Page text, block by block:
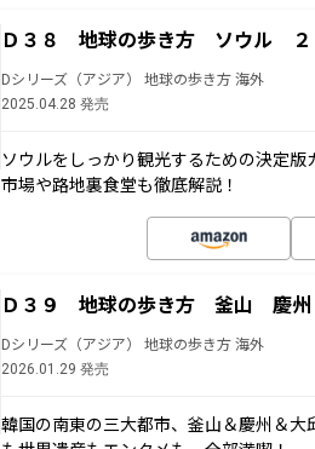
Ｄ３８ 地球の歩き方 ソウル ２
Dシリーズ（アジア） 地球の歩き方 海外
2025.04.28 発売
ソウルをしっかり観光するための決定版
市場や路地裏食堂も徹底解説！
Ｄ３９ 地球の歩き方 釜山 慶
Dシリーズ（アジア） 地球の歩き方 海外
2026.01.29 発売
韓国の南東の三大都市、釜山＆慶州＆